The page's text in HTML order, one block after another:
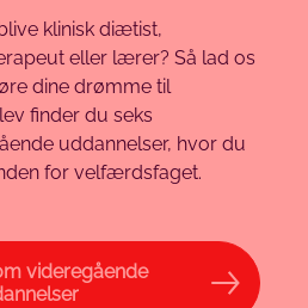
klinisk diætist,
eller lærer? Så lad os
dine drømme til
finder du seks
uddannelser, hvor du
for velfærdsfaget.
videregående